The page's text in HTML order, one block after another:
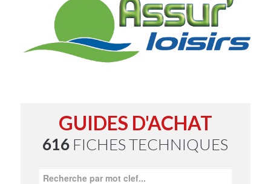
GUIDES D'ACHAT
616 FICHES TECHNIQUES